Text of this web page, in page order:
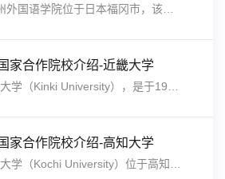
家合作院校介绍-近畿大学
家合作院校介绍-高知大学